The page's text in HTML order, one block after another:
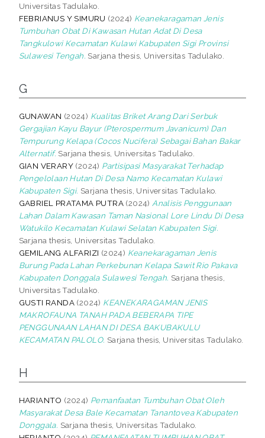
Universitas Tadulako.
FEBRIANUS Y SIMURU (2024) Keanekaragaman Jenis
Tumbuhan Obat Di Kawasan Hutan Adat Di Desa
Tangkulowi Kecamatan Kulawi Kabupaten Sigi Provinsi
Sulawesi Tengah. Sarjana thesis, Universitas Tadulako.
G
GUNAWAN (2024) Kualitas Briket Arang Dari Serbuk
Gergajian Kayu Bayur (Pterospermum Javanicum) Dan
Tempurung Kelapa (Cocos Nucifera) Sebagai Bahan Bakar
Alternatif. Sarjana thesis, Universitas Tadulako.
GIAN VERARY (2024) Partisipasi Masyarakat Terhadap
Pengelolaan Hutan Di Desa Namo Kecamatan Kulawi
Kabupaten Sigi. Sarjana thesis, Universitas Tadulako.
GABRIEL PRATAMA PUTRA (2024) Analisis Penggunaan
Lahan Dalam Kawasan Taman Nasional Lore Lindu Di Desa
Watukilo Kecamatan Kulawi Selatan Kabupaten Sigi.
Sarjana thesis, Universitas Tadulako.
GEMILANG ALFARIZI (2024) Keanekaragaman Jenis
Burung Pada Lahan Perkebunan Kelapa Sawit Rio Pakava
Kabupaten Donggala Sulawesi Tengah. Sarjana thesis,
Universitas Tadulako.
GUSTI RANDA (2024) KEANEKARAGAMAN JENIS
MAKROFAUNA TANAH PADA BEBERAPA TIPE
PENGGUNAAN LAHAN DI DESA BAKUBAKULU
KECAMATAN PALOLO. Sarjana thesis, Universitas Tadulako.
H
HARIANTO (2024) Pemanfaatan Tumbuhan Obat Oleh
Masyarakat Desa Bale Kecamatan Tanantovea Kabupaten
Donggala. Sarjana thesis, Universitas Tadulako.